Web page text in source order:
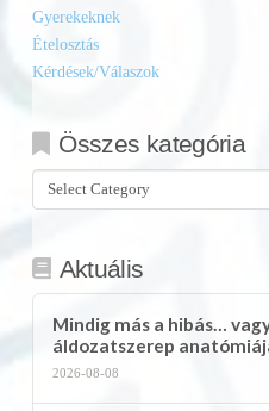
Gyerekeknek
Ételosztás
Kérdések/Válaszok
Összes kategória
Összes
kategória
Aktuális
Mindig más a hibás…
áldozatszerep
2026-08-08